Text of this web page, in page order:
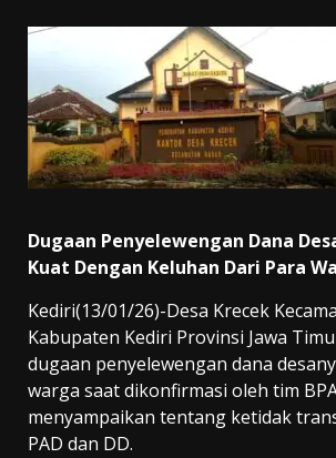
Dugaan Penyelewengan Dana
Kuat Dengan Keluhan Dari Para
Kediri(13/01/26)-Desa Krecek
Kabupaten Kediri Provinsi Jawa
dugaan penyelewengan dana
warga saat dikonfirmasi oleh tim
menyampaikan tentang ketidak
PAD dan DD.